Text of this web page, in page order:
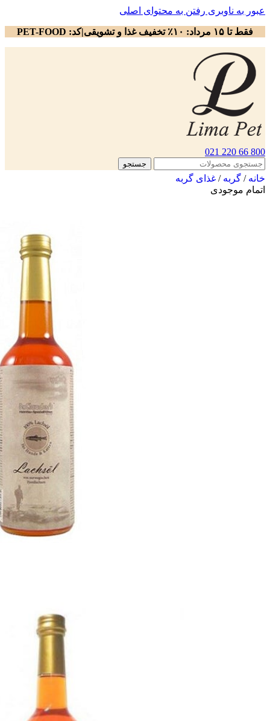
عبور به ناوبری رفتن به محتوای اصلی
فقط تا ۱۵ مرداد: ۱۰٪ تخفیف غذا و تشویقی|کد: PET-FOOD
800 66 220 021
جستجو
خانه/ گربه/ غذای گربه
اتمام موجودی